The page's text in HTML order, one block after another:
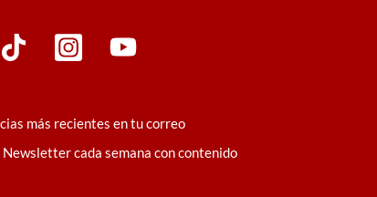
más recientes en tu correo
cada semana con contenido